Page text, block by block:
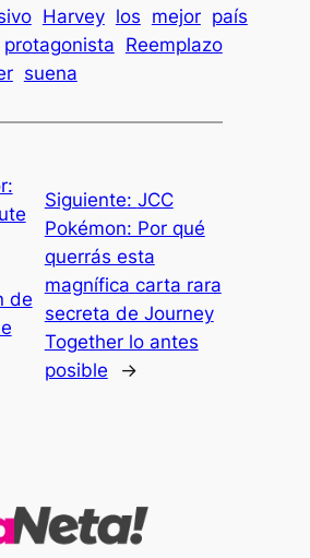
Harvey los mejor país
protagonista Reemplazo
suena
de
Siguiente: JCC
Pokémon: Por qué
querrás esta
magnífica carta rara
secreta de Journey
Together lo antes
posible
→